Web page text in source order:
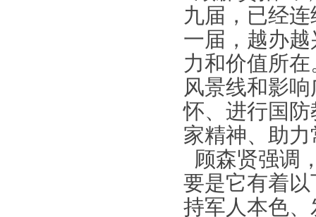
九届，已经
一届，越办
力和价值所
风景线和影
怀、进行国防
家精神、助
顾森贤强调
要是它有着
持军人本色